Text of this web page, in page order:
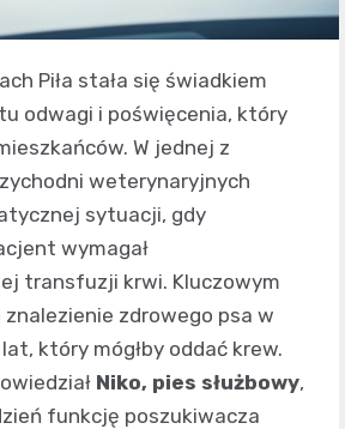
Piła stała się świadkiem
odwagi i poświęcenia, który
W jednej z
weterynaryjnych
sytuacji, gdy
wymagał
transfuzji krwi. Kluczowym
znalezienie zdrowego psa w
który mógłby oddać krew.
Niko, pies służbowy,
funkcję poszukiwacza